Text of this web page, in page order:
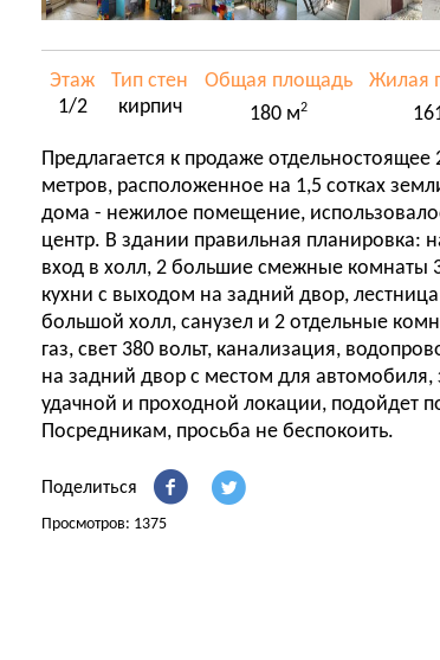
Этаж
1/2
Тип стен
кирпич
Общая площадь
180 м2
Жилая
Предлагается к продаже
метров, расположенное на 1,5 сотках
дома - нежилое помещение,
центр. В здании правильная планировка:
вход в холл, 2 большие смежные комнаты
кухни с выходом на задний двор,
большой холл, санузел и 2 отдельные
газ, свет 380 вольт, канализация,
на задний двор с местом для
удачной и проходной локации, подойдет
Посредникам, просьба не беспокоить.
Поделиться
Просмотров: 1375